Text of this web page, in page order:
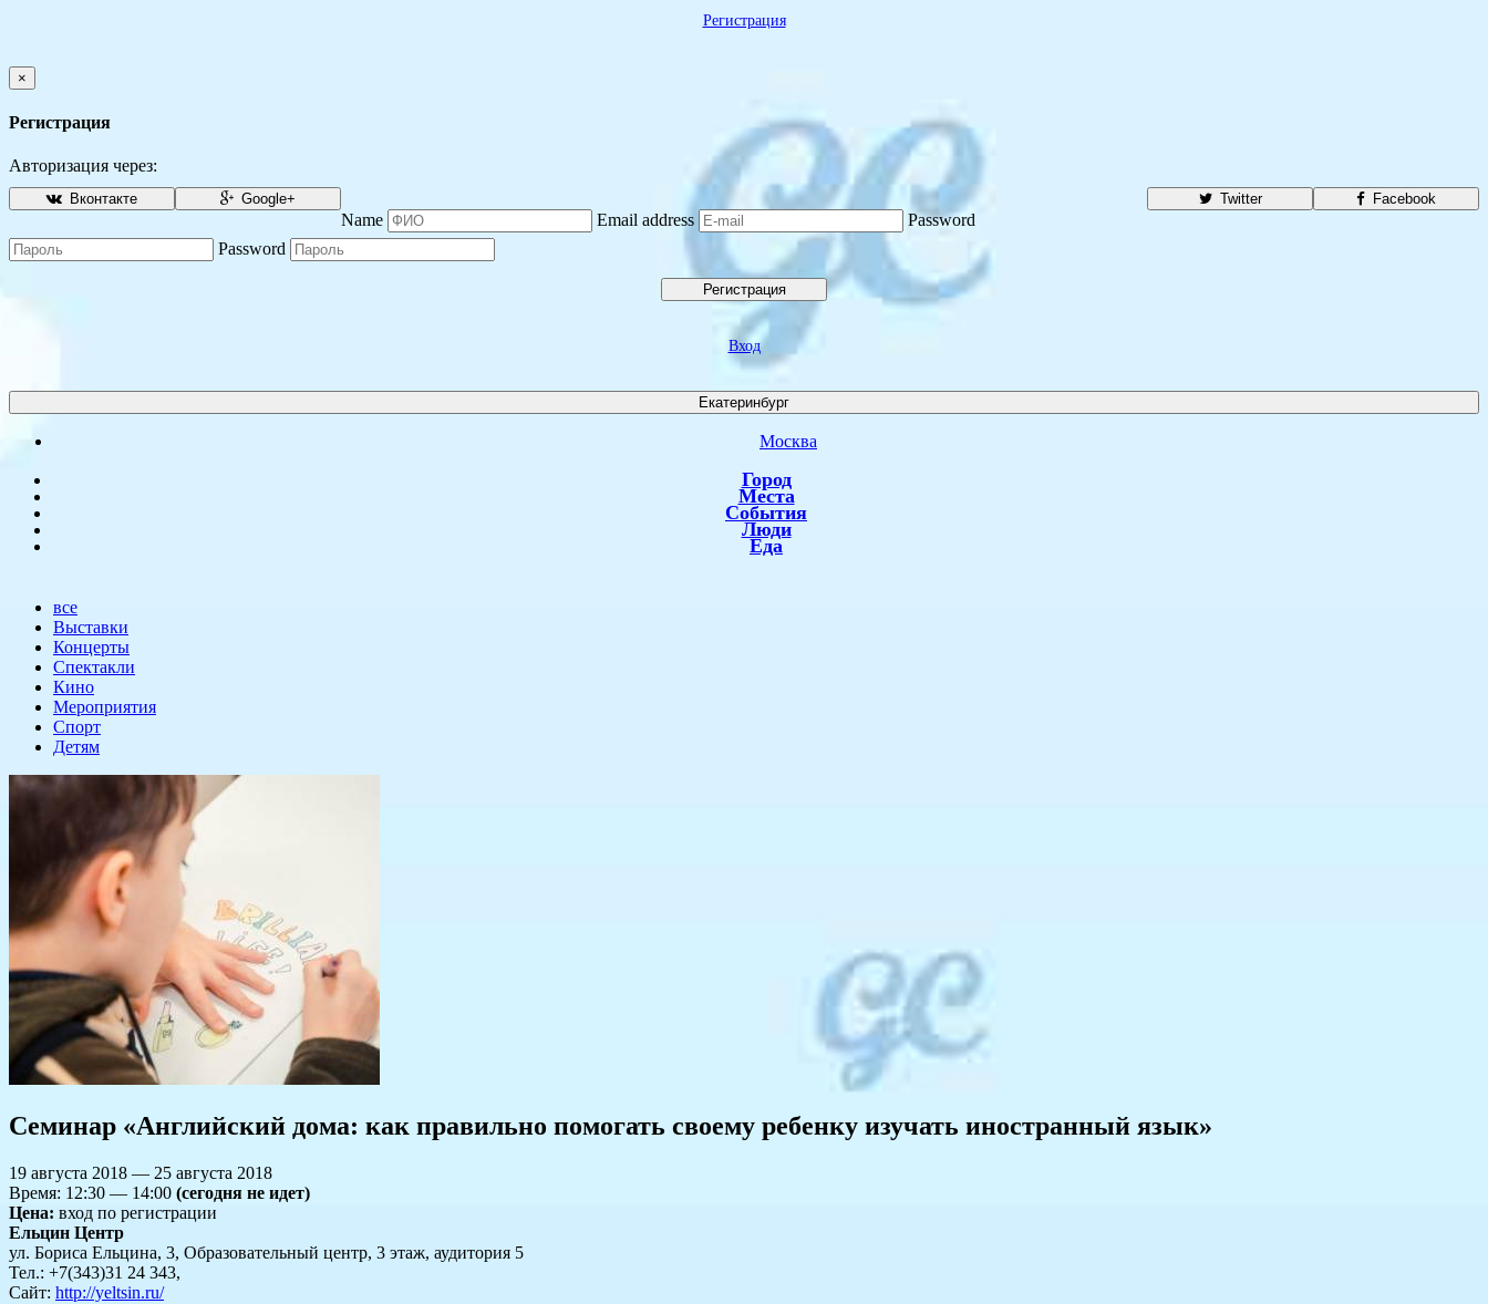
Регистрация
×
Регистрация
Авторизация через:
Facebook
Вконтакте Twitter
Google+
Name Email address
Password
Password
Регистрация
Вход
Екатеринбург
Москва
Город
Места
События
Люди
Еда
все
Выставки
Концерты
Спектакли
Кино
Мероприятия
Спорт
Детям
Семинар «Английский дома: как правильно помогать своему ребенку изучать иностранный язык»
19 августа 2018 — 25 августа 2018
Время: 12:30 — 14:00 (сегодня не идет)
Цена: вход по регистрации
Ельцин Центр
ул. Бориса Ельцина, 3, Образовательный центр, 3 этаж, аудитория 5
Тел.: +7(343)31 24 343,
Сайт: http://yeltsin.ru/